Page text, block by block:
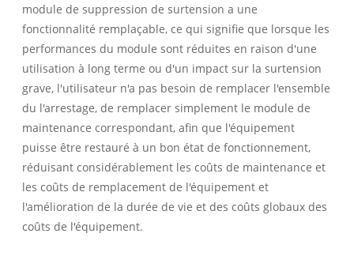
module de suppression de surtension a une
fonctionnalité remplaçable, ce qui signifie que lorsque les
performances du module sont réduites en raison d'une
utilisation à long terme ou d'un impact sur la surtension
grave, l'utilisateur n'a pas besoin de remplacer l'ensemble
du l'arrestage, de remplacer simplement le module de
maintenance correspondant, afin que l'équipement
puisse être restauré à un bon état de fonctionnement,
réduisant considérablement les coûts de maintenance et
les coûts de remplacement de l'équipement et
l'amélioration de la durée de vie et des coûts globaux des
coûts de l'équipement.